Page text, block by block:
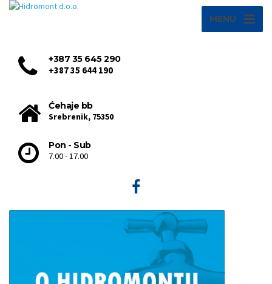
MENU
+387 35 645 290
+387 35 644 190
Ćehaje bb
Srebrenik, 75350
Pon - Sub
7.00 - 17.00